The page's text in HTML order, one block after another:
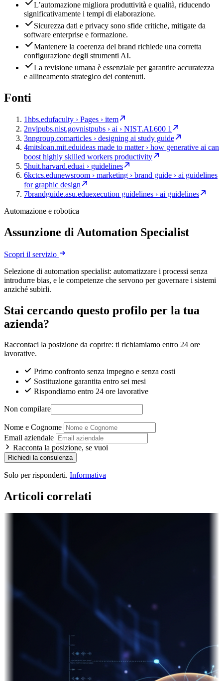
L’automazione migliora produttività e qualità, riducendo
significativamente i tempi di elaborazione.
Sicurezza dati e privacy sono sfide critiche, mitigate da
software enterprise e formazione.
Mantenere la coerenza del brand richiede una corretta
configurazione degli strumenti AI.
La revisione umana è essenziale per garantire accuratezza
e allineamento strategico dei contenuti.
Fonti
1hbs.edufaculty › Pages › item
2nvlpubs.nist.govnistpubs › ai › NIST.AI.600 1
3nngroup.comarticles › designing ai study guide
4mitsloan.mit.eduideas made to matter › how generative ai can
boost highly skilled workers productivity
5huit.harvard.eduai › guidelines
6kctcs.edunewsroom › marketing › brand guide › ai guidelines
for graphic design
7brandguide.asu.eduexecution guidelines › ai guidelines
Automazione e robotica
Assunzione di Automation Specialist
Scopri il servizio
Selezione di automation specialist: automatizzare i processi senza
introdurre bias, e le competenze che servono per governare i sistemi
anziché subirli.
Stai cercando questo profilo per la tua
azienda?
Raccontaci la posizione da coprire: ti richiamiamo entro 24 ore
lavorative.
Primo confronto senza impegno e senza costi
Sostituzione garantita entro sei mesi
Rispondiamo entro 24 ore lavorative
Non compilare
Nome e Cognome
Email aziendale
Racconta la posizione, se vuoi
Richiedi la consulenza
Solo per risponderti. Informativa
Articoli correlati